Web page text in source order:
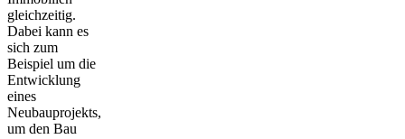
gleichzeitig.
Dabei kann es
sich zum
Beispiel um die
Entwicklung
eines
Neubauprojekts,
um den Bau